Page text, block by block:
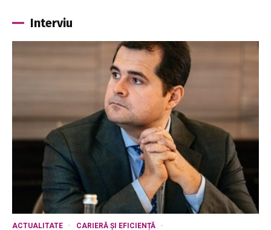
Interviu
ACTUALITATE
CARIERĂ ȘI EFICIENȚĂ